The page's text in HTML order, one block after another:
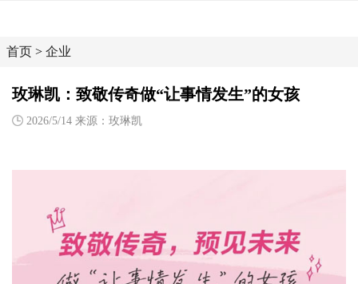
首页 > 企业
玫琳凯：致敬传奇做“让事情发生”的女孩
2026/5/14 来源：玫琳凯